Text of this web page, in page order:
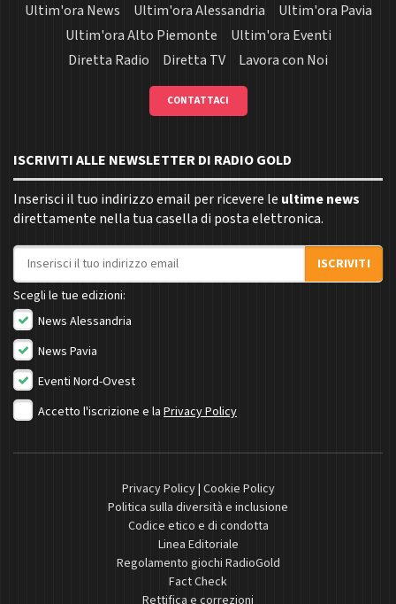
Ultim'ora News
Ultim'ora Alessandria
Ultim'ora Pavia
Ultim'ora Alto Piemonte
Ultim'ora Eventi
Diretta Radio
Diretta TV Lavora con Noi
CONTATTACI
ISCRIVITI ALLE NEWSLETTER DI RADIO GOLD
Inserisci il tuo indirizzo email per ricevere le ultime news
direttamente nella tua casella di posta elettronica.
Indirizzo email
ISCRIVITI
Scegli le tue edizioni:
News Alessandria
News Pavia
Eventi Nord-Ovest
Accetto l'iscrizione e la Privacy Policy
Privacy Policy| Cookie Policy
Politica sulla diversità e inclusione
Codice etico e di condotta
Linea Editoriale
Regolamento giochi RadioGold
Fact Check